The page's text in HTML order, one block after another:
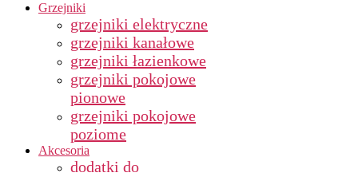
Grzejniki
grzejniki elektryczne
grzejniki kanałowe
grzejniki łazienkowe
grzejniki pokojowe
pionowe
grzejniki pokojowe
poziome
Akcesoria
dodatki do